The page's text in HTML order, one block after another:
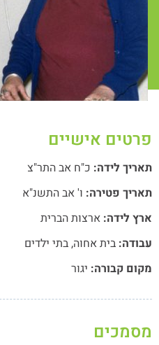
פרטים אישיים
תאריך לידה: כ"ח אב התר"צ
תאריך פטירה: ו' אב התשנ"א
ארץ לידה: ארצות הברית
עבודה: בית אחוה,בתי ילדים
מקום קבורה: יגור
מסמכים